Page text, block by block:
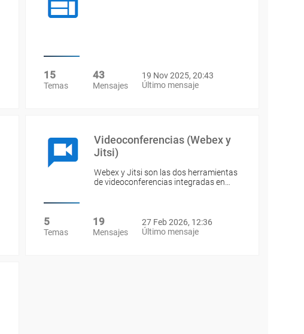
15
Temas
43
Mensajes
19 Nov 2025, 20:43
Último mensaje
Videoconferencias (Webex y
Jitsi)
Webex y Jitsi son las dos herramientas
de videoconferencias integradas en…
5
Temas
19
Mensajes
27 Feb 2026, 12:36
Último mensaje